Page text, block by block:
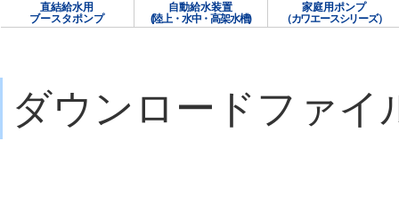
直結給水用
ブースタポンプ
自動給水装置
(陸上・水中・高架水槽)
家庭用ポンプ
（カワエースシリーズ）
ダウンロードファイ